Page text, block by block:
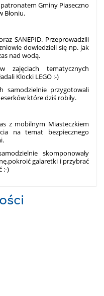
Gminy Piaseczno
Błoniu.
SANEPID. Przeprowadzili
dowiedzieli się np. jak
nad wodą.
tematycznych
Klocki LEGO :-)
samodzielnie przygotowali
które dziś robiły.
z mobilnym Miasteczkiem
na temat bezpiecznego
skomponowały
galaretki i przybrać
:-)